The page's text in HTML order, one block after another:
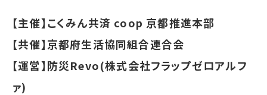
【主催】こくみん共済 coop 京都推進本部
【共催】京都府生活協同組合連合会
【運営】防災Revo(株式会社フラップゼロアルフ
ァ)